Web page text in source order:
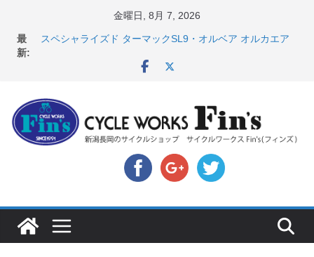
金曜日, 8月 7, 2026
最
新:
店頭のセールバイク在庫 ロードバイク、MTB、クロス
スペシャライズド ターマックSL9・オルベア オルカエア
8月1・2日 YOELEO試乗会とオフ会開催！！ ＆
LAZER 最高峰ヘルメットが３０〜４０％OFF セール
店頭のセールバイク在庫 ロードバイク、MTB、クロス
【 重要 】お支払いについて ＆ クロスバイクのカスタ
ムと、入荷してきました人気商品ピックアップ！